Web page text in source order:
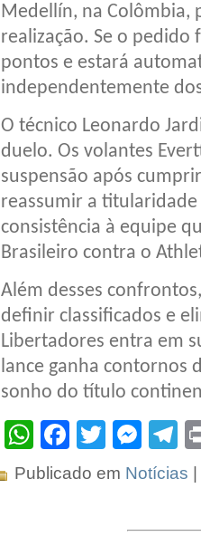
Medellín, na Colômbia,
realização. Se o pedido
pontos e estará
independentemente
O técnico Leonardo
duelo. Os volantes
suspensão após
reassumir a
consistência à equipe
Brasileiro contra o
Além desses
definir classificados e
Libertadores entra em
lance ganha contornos
sonho do título
WhatsApp
Facebook
Twitter
Publicado em Notícias |